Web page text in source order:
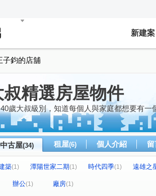
新建案
子鈞的店舖
精選房屋物件
歲大叔級別，知道每個人與家庭都想要有一
中古屋(34) 租屋(6) 個人介紹
築(1) 潭陽世家二期(1) 時代四季(1)
遠雄之
街
(1) (1)
辦公(1) 廠房(1)